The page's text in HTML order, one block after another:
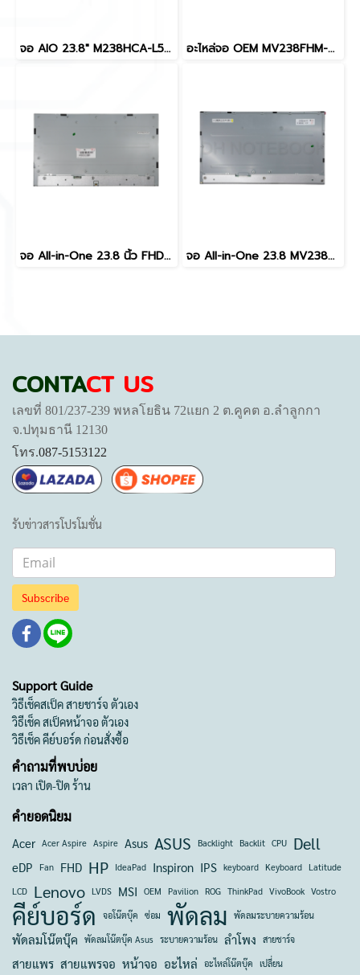
จอ AIO 23.8" M238HCA-L5Z FHD AAS สำหรับ EliteOne 800 G6, OptiPlex 7490, Lenovo A340-24, ideaCentre AIO, Aspire C24-1650 อะไหล่จอ OEM MV238FHM-N30 23.8" FHD คุณภาพสูง สำหรับ Dell Inspiron 24 3475, 3477, 3480, Wyse 5470 และ AIO อื่นๆ | รับประกัน | DH NOTEBOOK
จอ All-in-One 23.8 นิ้ว FHD IPS 100Hz MG2381B02-4 LVDS 30 Pin สำหรับ Le V100 A100 IdeaCentre AIO 3 24IRH9 จอ All-in-One 23.8 MV238FHM-NX2 100Hz FHD 30 pin ไร้ขอบ สำหรับ IdeaCentre 3 ProOne 440 OptiPlex 7480 Aspire C24
CONTACT US
เลขที่ 801/237-239 พหลโยธิน 72แยก 2 ต.คูคต อ.ลำลูกกา
จ.ปทุมธานี 12130
โทร.087-5153122
รับข่าวสารโปรโมชั่น
Subscribe
Support Guide
วิธีเช็คสเป็ค สายชาร์จ ตัวเอง
วิธีเช็ค สเป็คหน้าจอ ตัวเอง
วิธีเช็ค คีย์บอร์ด ก่อนสั่งซื้อ
คำถามที่พบบ่อย
เวลา เปิด-ปิด ร้าน
คำยอดนิยม
Acer Acer Aspire Aspire Asus ASUS Backlight Backlit CPU Dell
eDP Fan FHD HP IdeaPad Inspiron IPS keyboard Keyboard Latitude
LCD Lenovo LVDS MSI OEM Pavilion ROG ThinkPad VivoBook Vostro
คีย์บอร์ด จอโน๊ตบุ๊ค ซ่อม พัดลม พัดลมระบายความร้อน
พัดลมโน๊ตบุ๊ค พัดลมโน๊ตบุ๊ค Asus ระบายความร้อน ลำโพง สายชาร์จ
สายแพร สายแพรจอ หน้าจอ อะไหล่ อะไหล่โน๊ตบุ๊ค เปลี่ยน